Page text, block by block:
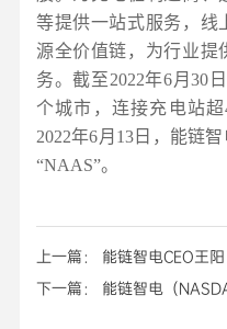
等提供一站式服务，线
源全价值链，为行业提
务。截至2022年6月30
个城市，连接充电站超
2022年6月13日，能链
“NAAS”。
上一篇： 能链智电CEO王
速器
下一篇： 能链智电（